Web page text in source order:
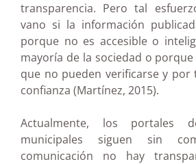
transparencia. Pero tal
vano si la información
porque no es accesible o
mayoría de la sociedad o
que no pueden verificarse y por
confianza (Martínez, 2015).
Actualmente, los portales
municipales siguen sin
comunicación no hay